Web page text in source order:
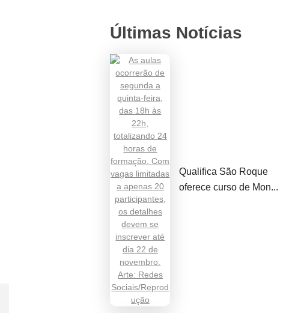
Últimas Notícias
Qualifica São Roque
oferece curso de Mon...